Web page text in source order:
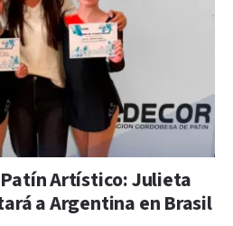
Artístico: Julieta
a Argentina en Brasil